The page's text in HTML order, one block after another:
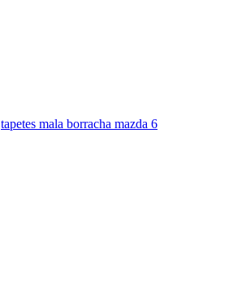
tapetes mala borracha mazda 6